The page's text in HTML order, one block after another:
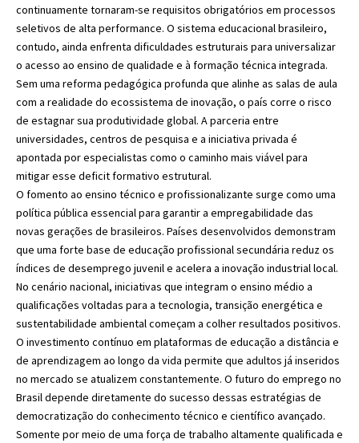
continuamente tornaram-se requisitos obrigatórios em processos
seletivos de alta performance. O sistema educacional brasileiro,
contudo, ainda enfrenta dificuldades estruturais para universalizar
o acesso ao ensino de qualidade e à formação técnica integrada.
Sem uma reforma pedagógica profunda que alinhe as salas de aula
com a realidade do ecossistema de inovação, o país corre o risco
de estagnar sua produtividade global. A parceria entre
universidades, centros de pesquisa e a iniciativa privada é
apontada por especialistas como o caminho mais viável para
mitigar esse deficit formativo estrutural.
O fomento ao ensino técnico e profissionalizante surge como uma
política pública essencial para garantir a empregabilidade das
novas gerações de brasileiros. Países desenvolvidos demonstram
que uma forte base de educação profissional secundária reduz os
índices de desemprego juvenil e acelera a inovação industrial local.
No cenário nacional, iniciativas que integram o ensino médio a
qualificações voltadas para a tecnologia, transição energética e
sustentabilidade ambiental começam a colher resultados positivos.
O investimento contínuo em plataformas de educação a distância e
de aprendizagem ao longo da vida permite que adultos já inseridos
no mercado se atualizem constantemente. O futuro do emprego no
Brasil depende diretamente do sucesso dessas estratégias de
democratização do conhecimento técnico e científico avançado.
Somente por meio de uma força de trabalho altamente qualificada e